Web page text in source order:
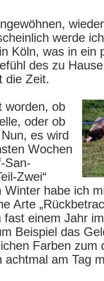
werde
Köln, was in ein
des zu
die Zeit.
worden, ob
oder ob
es wird
Wochen
San-
Zwei“
Winter habe ich
Arte
einem Jahr
Beispiel das
Farben zum
achtmal am Tag